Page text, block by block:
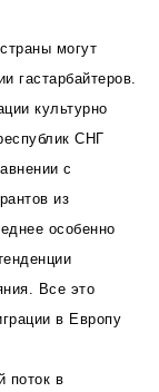
могут
гастарбайтеров.
культурно
СНГ
с
из
особенно
Все это
в Европу
поток в